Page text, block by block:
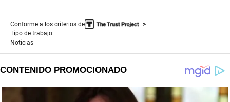
Conforme a los criterios de
Tipo de trabajo:
Noticias